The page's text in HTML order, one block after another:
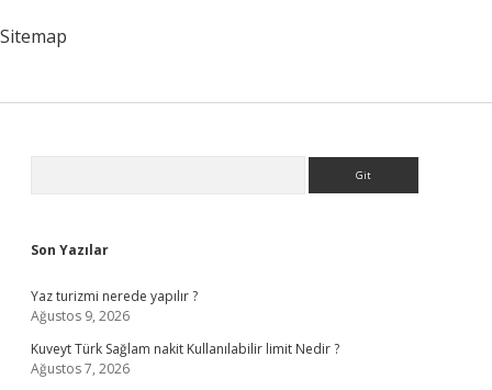
Sitemap
Son Yazılar
Yaz turizmi nerede yapılır ?
Ağustos 9, 2026
Kuveyt Türk Sağlam nakit Kullanılabilir limit Nedir ?
Ağustos 7, 2026